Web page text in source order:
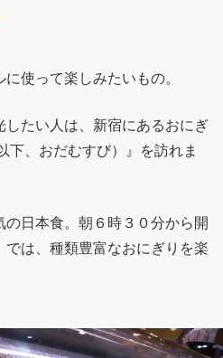
使って楽しみたいもの。
たい人は、新宿にあるおにぎ
下、おだむすび）』を訪れま
日本食。朝６時３０分から開
では、種類豊富なおにぎりを楽